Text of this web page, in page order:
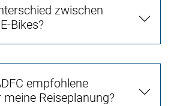
zwischen
Bikes?
empfohlene
Reiseplanung?